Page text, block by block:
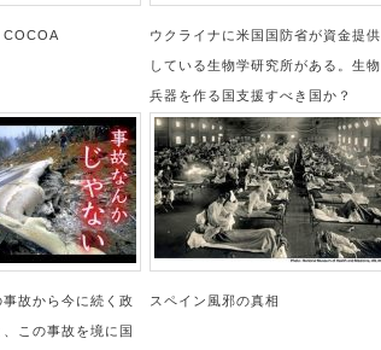
COCOA ウクライナに米国国防省が資金提供
している生物学研究所がある。生物
兵器を作る国支援すべき国か？
故から今に続く政
この事故を境に国
スペイン風邪の真相